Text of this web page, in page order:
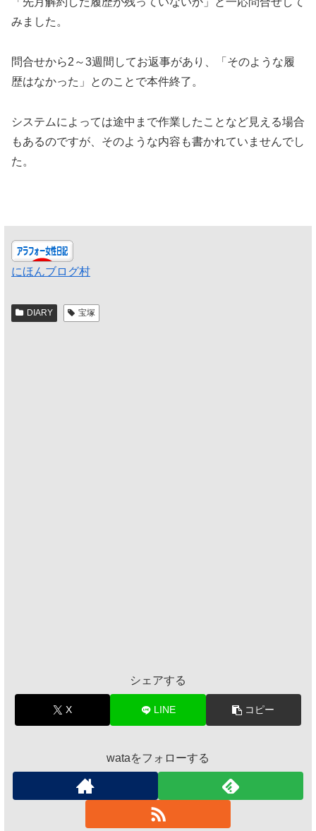
みました。
問合せから2～3週間してお返事があり、「そのような履
歴はなかった」とのことで本件終了。
システムによっては途中まで作業したことなど見える場合
もあるのですが、そのような内容も書かれていませんでし
た。
にほんブログ村
DIARY 宝塚
シェアする
X LINE コピー
wataをフォローする